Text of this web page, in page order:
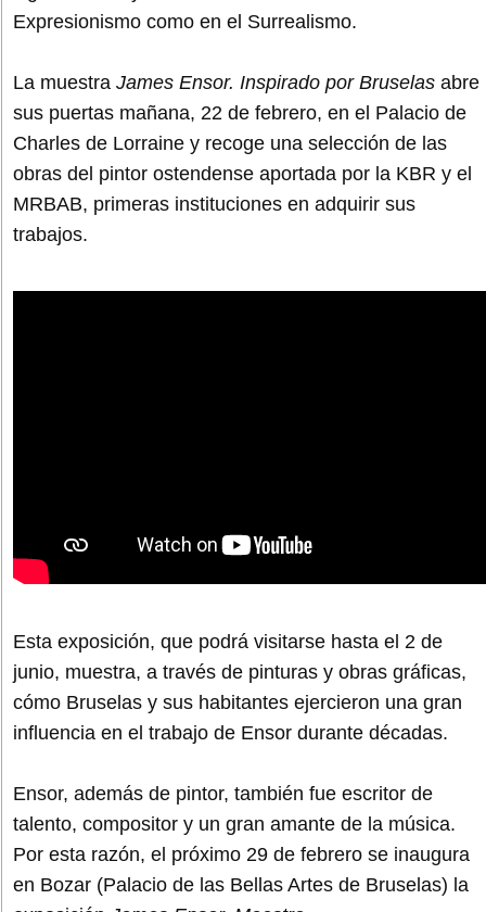
Expresionismo como en el Surrealismo.
La muestra James Ensor. Inspirado por Bruselas abre
sus puertas mañana, 22 de febrero, en el Palacio de
Charles de Lorraine y recoge una selección de las
obras del pintor ostendense aportada por la KBR y el
MRBAB, primeras instituciones en adquirir sus
trabajos.
Esta exposición, que podrá visitarse hasta el 2 de
junio, muestra, a través de pinturas y obras gráficas,
cómo Bruselas y sus habitantes ejercieron una gran
influencia en el trabajo de Ensor durante décadas.
Ensor, además de pintor, también fue escritor de
talento, compositor y un gran amante de la música.
Por esta razón, el próximo 29 de febrero se inaugura
en Bozar (Palacio de las Bellas Artes de Bruselas) la